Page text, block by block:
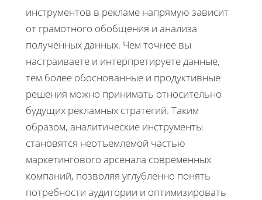
инструментов в рекламе напрямую зависит
от грамотного обобщения и анализа
полученных данных. Чем точнее вы
настраиваете и интерпретируете данные,
тем более обоснованные и продуктивные
решения можно принимать относительно
будущих рекламных стратегий. Таким
образом, аналитические инструменты
становятся неотъемлемой частью
маркетингового арсенала современных
компаний, позволяя углубленно понять
потребности аудитории и оптимизировать